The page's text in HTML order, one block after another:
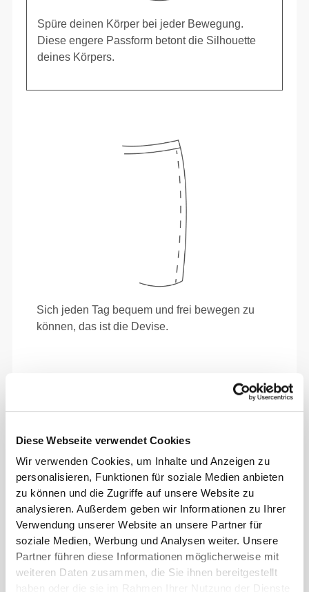
Diese Webseite verwendet Cookies
Wir verwenden Cookies, um Inhalte und Anzeigen zu
personalisieren, Funktionen für soziale Medien anbieten
zu können und die Zugriffe auf unsere Website zu
analysieren. Außerdem geben wir Informationen zu Ihrer
Verwendung unserer Website an unsere Partner für
soziale Medien, Werbung und Analysen weiter. Unsere
Partner führen diese Informationen möglicherweise mit
weiteren Daten zusammen, die Sie ihnen bereitgestellt
haben oder die sie im Rahmen Ihrer Nutzung der Dienste
Spüre deinen Körper bei jeder Bewegung.
Diese engere Passform betont die Silhouette
deines Körpers.
Sich jeden Tag bequem und frei bewegen zu
können, das ist die Devise.
Absolute Bewegungsfreiheit. Deine bequeme,